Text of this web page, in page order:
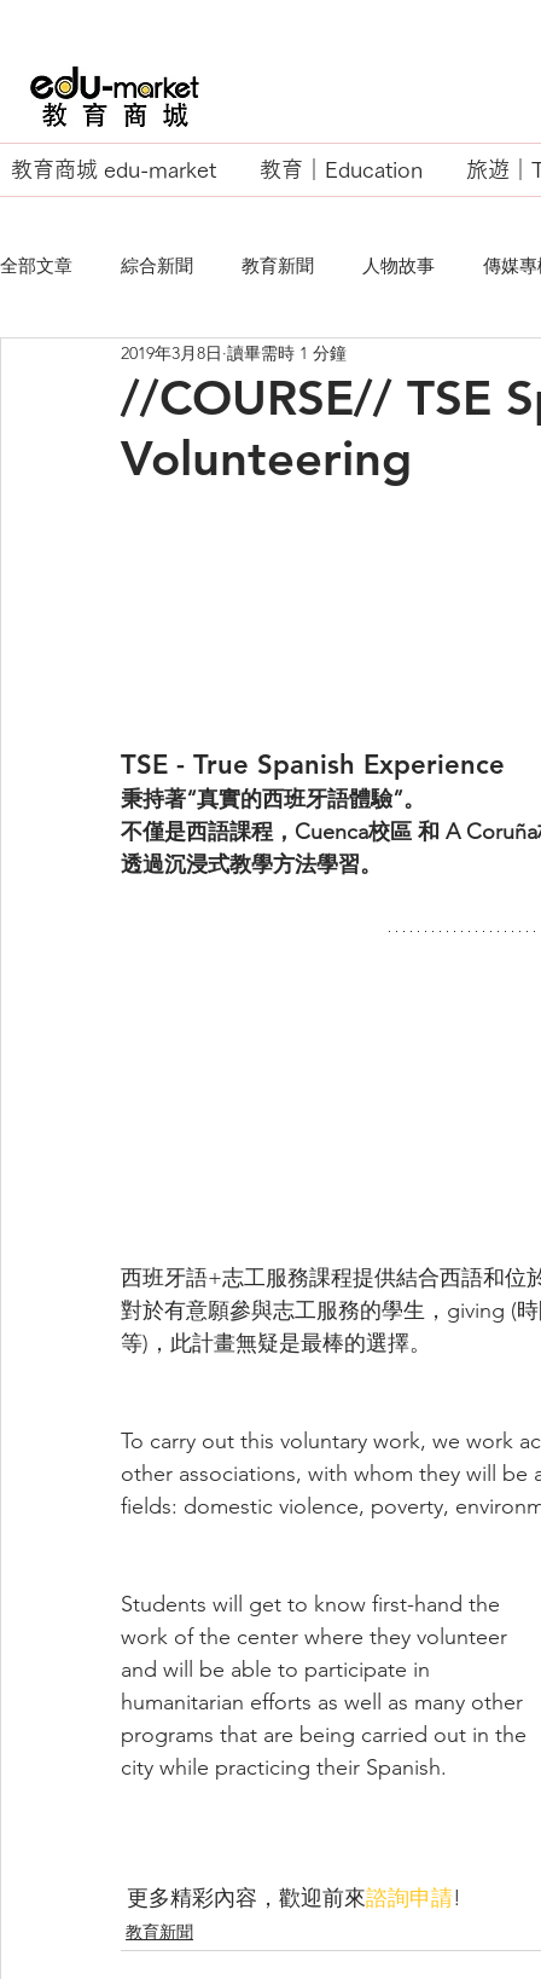
教育商城 edu-market 教育｜Education 旅遊｜
全部文章 綜合新聞 教育新聞 人物故事 傳媒
EU Business School
//COURSE// TSE
Volunteering
2019年3月8日 讀畢需時 1 分鐘
TSE - True Spanish Experience
秉持著“真實的西班牙語體驗”。
不僅是西語課程，Cuenca校區 和 A
透過沉浸式教學方法學習。
西班牙語+志工服務課程提供結合西語和位
對於有意願參與志工服務的學生，giving (
等)，此計畫無疑是最棒的選擇。
To carry out this voluntary work, we work
other associations, with whom they will
fields: domestic violence, poverty,
Students will get to know first-hand the
work of the center where they volunteer
and will be able to participate in
humanitarian efforts as well as many other
programs that are being carried out in the
city while practicing their Spanish.
更多精彩內容，歡迎前來諮詢申請!
教育新聞